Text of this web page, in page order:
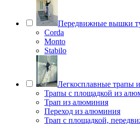
Передвижные вышки
Corda
Monto
Stabilo
Легкосплавные трапы
Трапы с площадкой из
Трап из алюминия
Переход из алюминия
Трап с площадкой,